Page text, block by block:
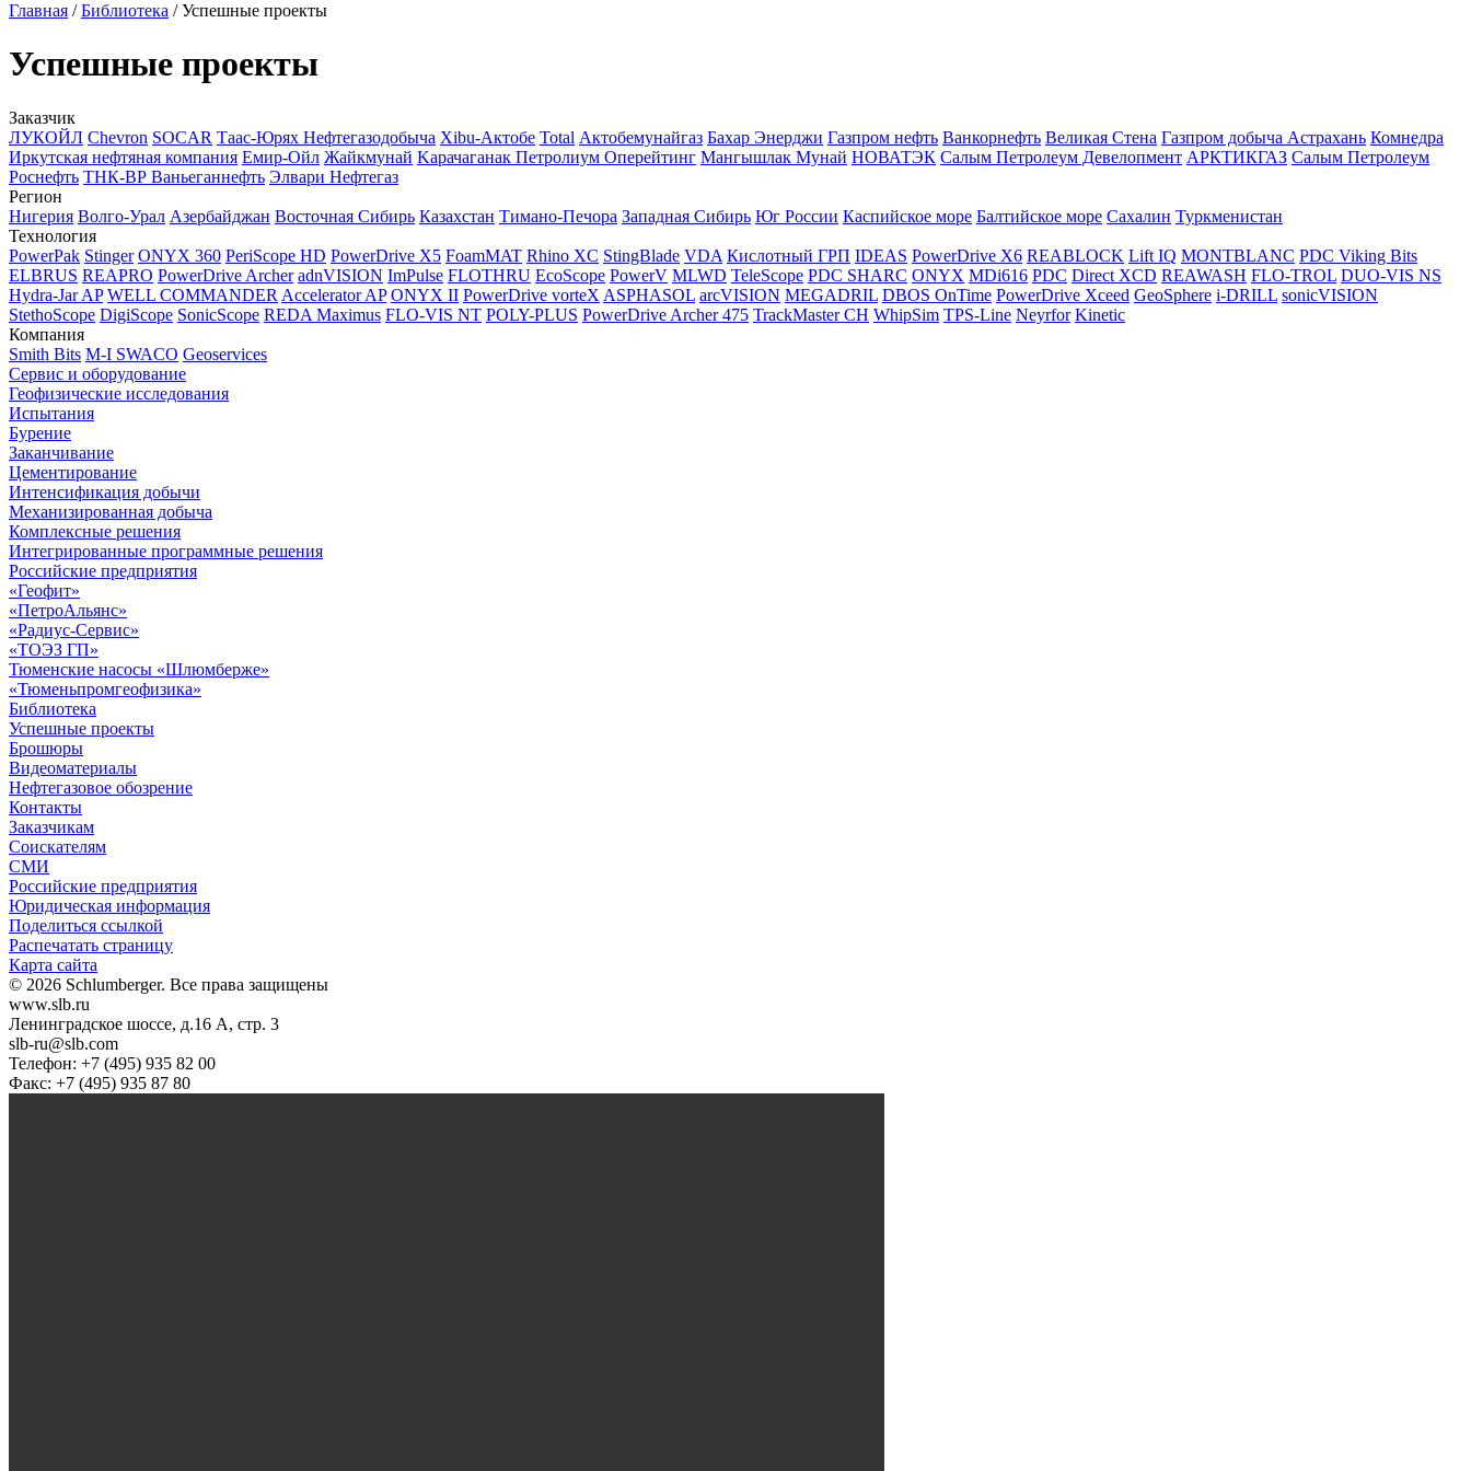
Главная /Библиотека /Успешные проекты
Успешные проекты
Заказчик
ЛУКОЙЛ Chevron SOCAR Таас-Юрях Нефтегазодобыча Xibu-Актобе Total Актобемунайгаз Бахар Энерджи Газпром нефть Ванкорнефть Великая Стена Газпром добыча Астрахань Комнедра
Иркутская нефтяная компания Емир-Ойл Жайкмунай Kарачаганак Петролиум Оперейтинг Мангышлак Мунай НОВАТЭК Салым Петролеум Девелопмент АРКТИКГАЗ Салым Петролеум
Роснефть ТНК-ВР Ваньеганнефть Элвари Нефтегаз
Регион
Нигерия Волго-Урал Азербайджан Восточная Сибирь Казахстан Тимано-Печора Западная Сибирь Юг России Каспийское море Балтийское море Сахалин Туркменистан
Технология
PowerPak Stinger ONYX 360 PeriScope HD PowerDrive X5 FoamMAT Rhino XC StingBlade VDA Кислотный ГРП IDEAS PowerDrive X6 REABLOCK Lift IQ MONTBLANC PDC Viking Bits
ELBRUS REAPRO PowerDrive Archer adnVISION ImPulse FLOTHRU EcoScope PowerV MLWD TeleScope PDC SHARC ONYX MDi616 PDC Direct XCD REAWASH FLO-TROL DUO-VIS NS
Hydra-Jar AP WELL COMMANDER Accelerator AP ONYX II PowerDrive vorteX ASPHASOL arcVISION MEGADRIL DBOS OnTime PowerDrive Xceed GeoSphere i-DRILL sonicVISION
StethoScope DigiScope SonicScope REDA Maximus FLO-VIS NT POLY-PLUS PowerDrive Archer 475 TrackMaster CH WhipSim TPS-Line Neyrfor Kinetic
Компания
Smith Bits M-I SWACO Geoservices
Сервис и оборудование
Геофизические исследования
Испытания
Бурение
Заканчивание
Цементирование
Интенсификация добычи
Механизированная добыча
Комплексные решения
Интегрированные программные решения
Российские предприятия
«Геофит»
«ПетроАльянс»
«Радиус-Сервис»
«ТОЭЗ ГП»
Тюменские насосы «Шлюмберже»
«Тюменьпромгеофизика»
Библиотека
Успешные проекты
Брошюры
Видеоматериалы
Нефтегазовое обозрение
Контакты
Заказчикам
Соискателям
СМИ
Российские предприятия
Юридическая информация
Поделиться ссылкой
Распечатать страницу
Карта сайта
© 2026 Schlumberger. Все права защищены
www.slb.ru
Ленинградское шоссе, д.16 А, стр. 3
slb-ru@slb.com
Телефон: +7 (495) 935 82 00
Факс: +7 (495) 935 87 80